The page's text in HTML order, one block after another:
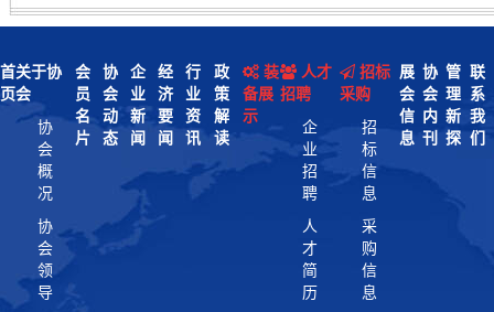
首
页
关于协
会
协
会
概
况
协
会
领
导
会
员
名
片
协
会
动
态
企
业
新
闻
经
济
要
闻
行
业
资
讯
政
策
解
读
装
备展
示
人才
招聘
企
业
招
聘
人
才
简
历
招标
采购
招
标
信
息
采
购
信
息
展
会
信
息
协
会
内
刊
管
理
新
探
联
系
我
们